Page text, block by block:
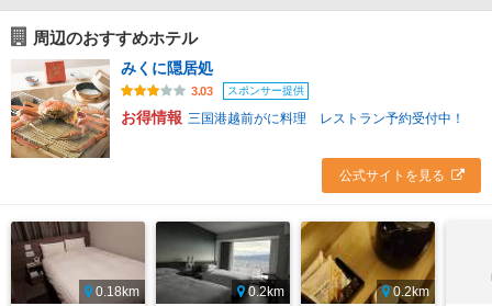
周辺のおすすめホテル
みくに隠居処
3.03 スポンサー提供
お得情報 三国港越前がに料理 レストラン予約受付中！
公式サイトを見る
0.18km 0.2km 0.2km